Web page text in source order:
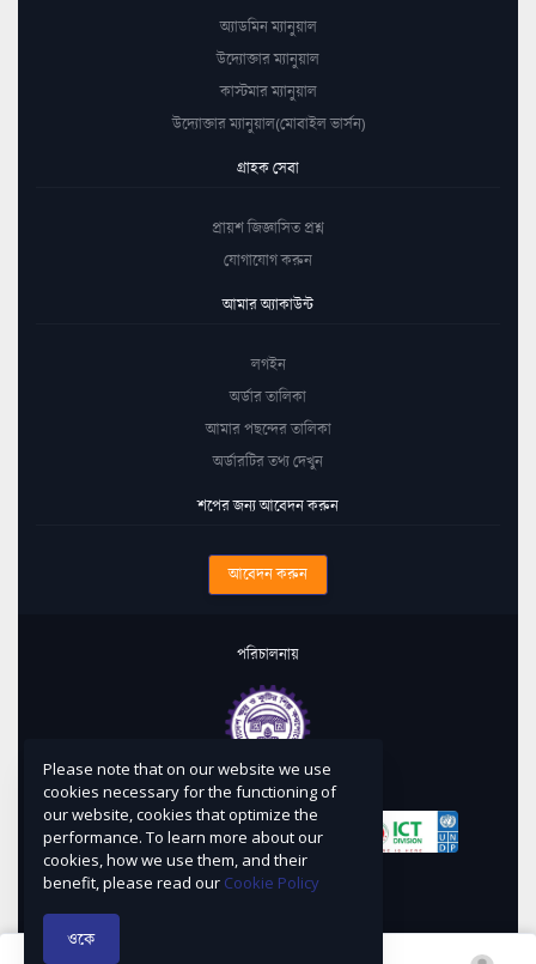
অ্যাডমিন ম্যানুয়াল
উদ্যোক্তার ম্যানুয়াল
কাস্টমার ম্যানুয়াল
উদ্যোক্তার ম্যানুয়াল(মোবাইল ভার্সন)
গ্রাহক সেবা
প্রায়শ জিজ্ঞাসিত প্রশ্ন
যোগাযোগ করুন
আমার অ্যাকাউন্ট
লগইন
অর্ডার তালিকা
আমার পছন্দের তালিকা
অর্ডারটির তথ্য দেখুন
শপের জন্য আবেদন করুন
আবেদন করুন
পরিচালনায়
কারিগরি সহায়তায়
নকশা ও বাস্তবায়নে
Please note that on our website we use
cookies necessary for the functioning of
our website, cookies that optimize the
performance. To learn more about our
cookies, how we use them, and their
benefit, please read our Cookie Policy
ওকে